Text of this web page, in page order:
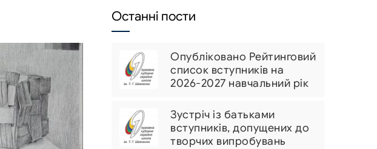
Останні пости
Опубліковано Рейтинговий
список вступників на
2026-2027 навчальний рік
Зустріч із батьками
вступників, допущених до
творчих випробувань